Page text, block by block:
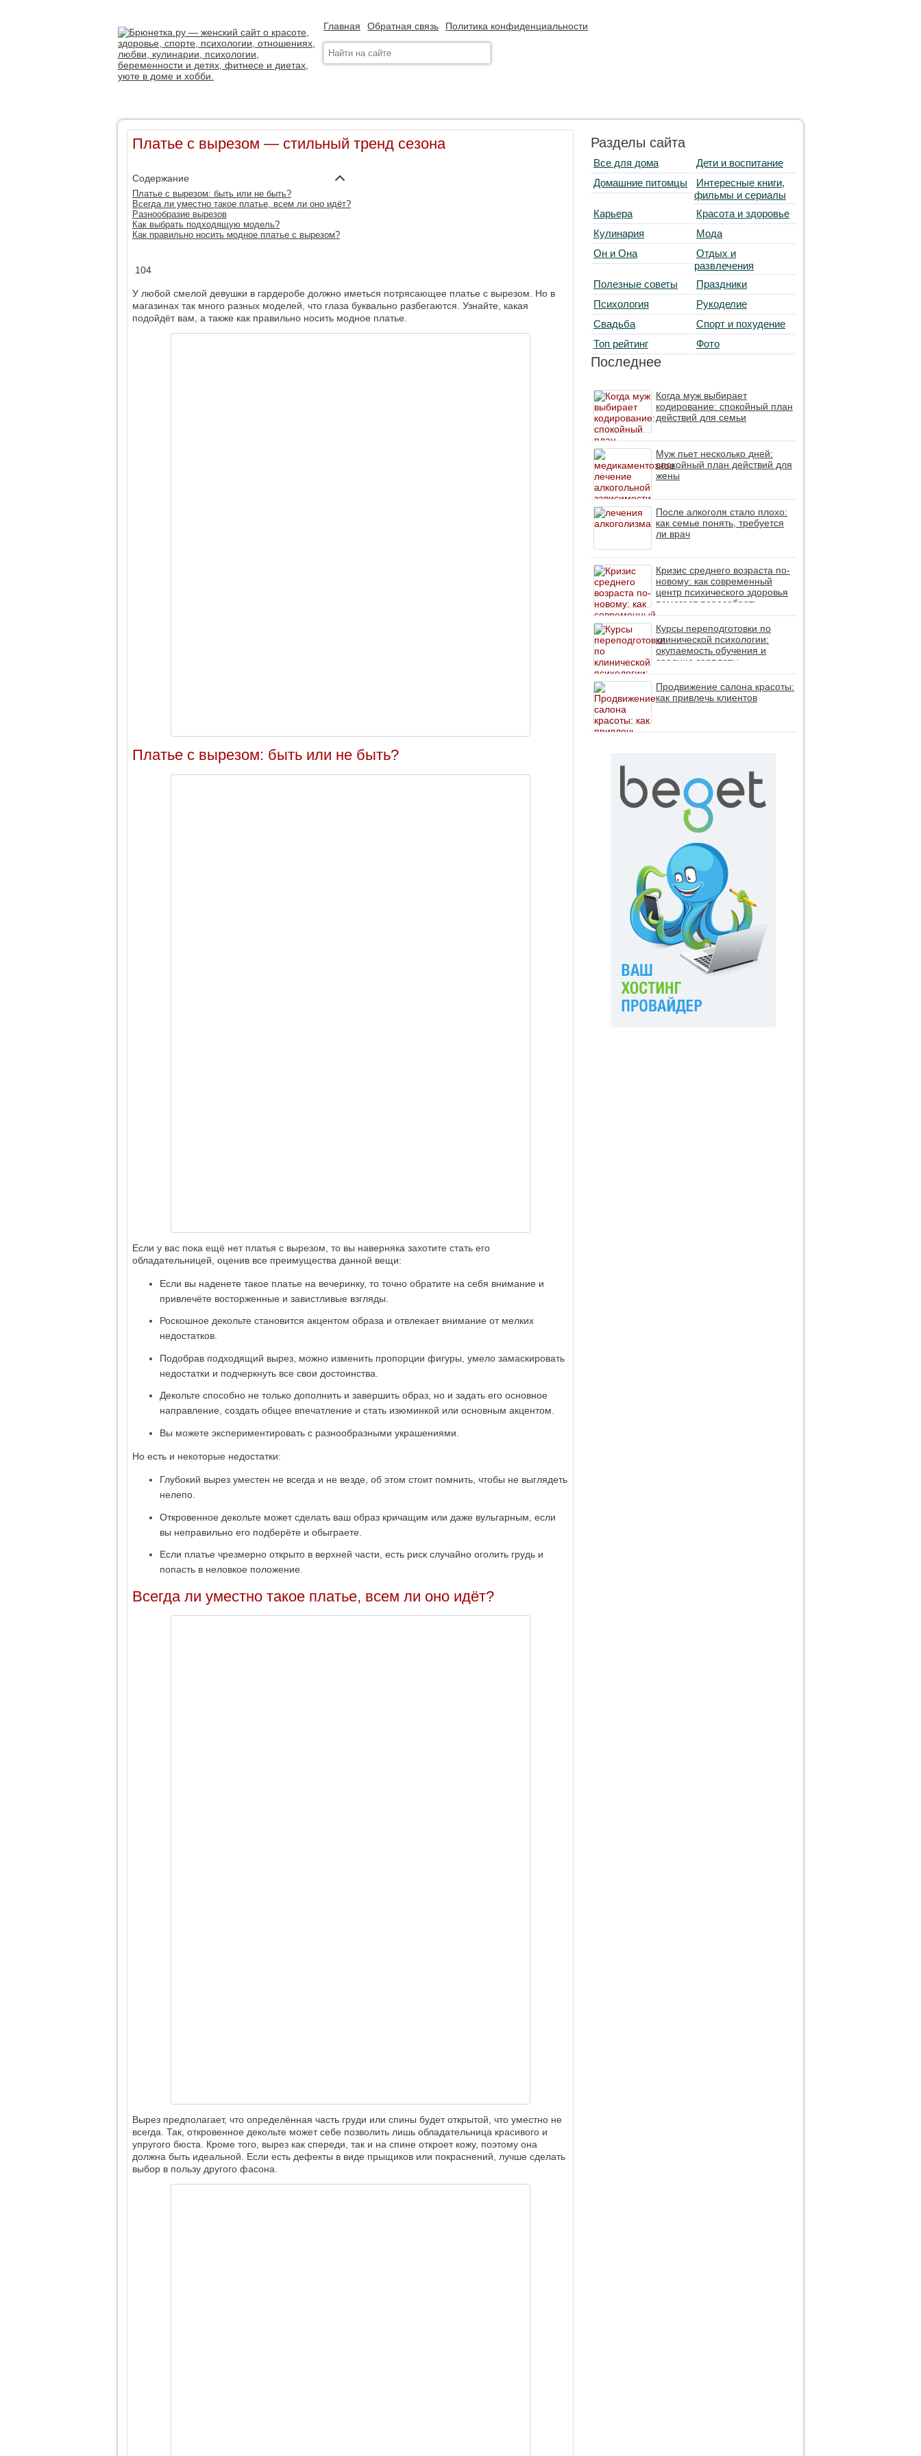
Главная Обратная связь Политика конфиденциальности
Платье с вырезом — стильный тренд сезона
Содержание
Платье с вырезом: быть или не быть?
Всегда ли уместно такое платье, всем ли оно идёт?
Разнообразие вырезов
Как выбрать подходящую модель?
Как правильно носить модное платье с вырезом?
104
У любой смелой девушки в гардеробе должно иметься потрясающее платье с вырезом. Но в
магазинах так много разных моделей, что глаза буквально разбегаются. Узнайте, какая
подойдёт вам, а также как правильно носить модное платье.
Платье с вырезом: быть или не быть?
Если у вас пока ещё нет платья с вырезом, то вы наверняка захотите стать его
обладательницей, оценив все преимущества данной вещи:
Если вы наденете такое платье на вечеринку, то точно обратите на себя внимание и
привлечёте восторженные и завистливые взгляды.
Роскошное декольте становится акцентом образа и отвлекает внимание от мелких
недостатков.
Подобрав подходящий вырез, можно изменить пропорции фигуры, умело замаскировать
недостатки и подчеркнуть все свои достоинства.
Декольте способно не только дополнить и завершить образ, но и задать его основное
направление, создать общее впечатление и стать изюминкой или основным акцентом.
Вы можете экспериментировать с разнообразными украшениями.
Но есть и некоторые недостатки:
Глубокий вырез уместен не всегда и не везде, об этом стоит помнить, чтобы не выглядеть
нелепо.
Откровенное декольте может сделать ваш образ кричащим или даже вульгарным, если
вы неправильно его подберёте и обыграете.
Если платье чрезмерно открыто в верхней части, есть риск случайно оголить грудь и
попасть в неловкое положение.
Всегда ли уместно такое платье, всем ли оно идёт?
Вырез предполагает, что определённая часть груди или спины будет открытой, что уместно не
всегда. Так, откровенное декольте может себе позволить лишь обладательница красивого и
упругого бюста. Кроме того, вырез как спереди, так и на спине откроет кожу, поэтому она
должна быть идеальной. Если есть дефекты в виде прыщиков или покраснений, лучше сделать
выбор в пользу другого фасона.
Разделы сайта
Все для дома
Дети и воспитание
Домашние питомцы
Интересные книги,
фильмы и сериалы
Карьера
Красота и здоровье
Кулинария
Мода
Он и Она
Отдых и
развлечения
Полезные советы
Праздники
Психология
Рукоделие
Свадьба
Спорт и похудение
Топ рейтинг
Фото
Последнее
Когда муж выбирает
кодирование: спокойный план
действий для семьи
Муж пьет несколько дней:
спокойный план действий для
жены
После алкоголя стало плохо:
как семье понять, требуется
ли врач
Кризис среднего возраста по-
новому: как современный
центр психического здоровья
помогает пересобрать
личность без таблеток (методы
ДПДГ и КПТ)
Курсы переподготовки по
клинической психологии:
окупаемость обучения и
средние зарплаты
специалистов в 2026 году
Продвижение салона красоты:
как привлечь клиентов